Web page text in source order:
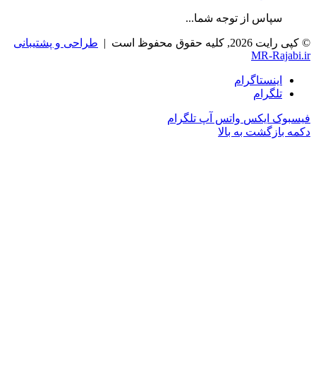
سپاس از توجه شما...
کلیه حقوق محفوظ است |
طراحی و پشتیبانی
MR-
اینستاگرام
تلگرام
ایکس واتس آپ تلگرام
به بالا